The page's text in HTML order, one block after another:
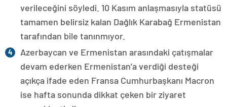
verileceğini söyledi. 10 Kasım anlaşmasıyla statüsü
tamamen belirsiz kalan Dağlık Karabağ Ermenistan
tarafından bile tanınmıyor.
Azerbaycan ve Ermenistan arasındaki çatışmalar
devam ederken Ermenistan’a verdiği desteği
açıkça ifade eden Fransa Cumhurbaşkanı Macron
ise hafta sonunda dikkat çeken bir ziyaret